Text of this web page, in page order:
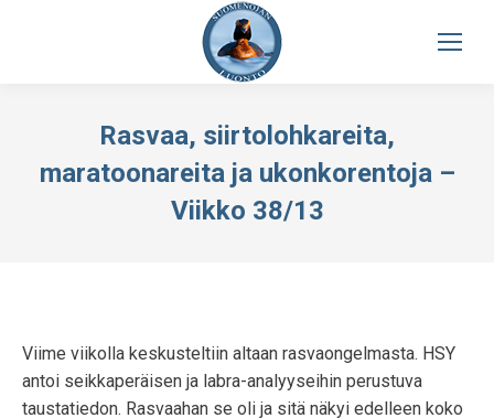
Rasvaa, siirtolohkareita,
maratoonareita ja ukonkorentoja –
Viikko 38/13
Viime viikolla keskusteltiin altaan rasvaongelmasta. HSY
antoi seikkaperäisen ja labra-analyyseihin perustuva
taustatiedon. Rasvaahan se oli ja sitä näkyi edelleen koko